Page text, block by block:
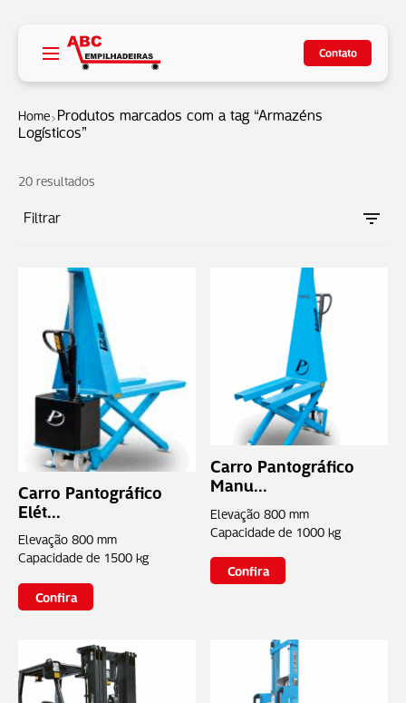
Contato
Home Produtos marcados com a tag “Armazéns
Logísticos”
20 resultados
Filtrar
Carro Pantográfico
Elét...
Elevação800 mm
Capacidade de 1500 kg
Confira
Carro Pantográfico
Manu...
Elevação800 mm
Capacidade de 1000 kg
Confira